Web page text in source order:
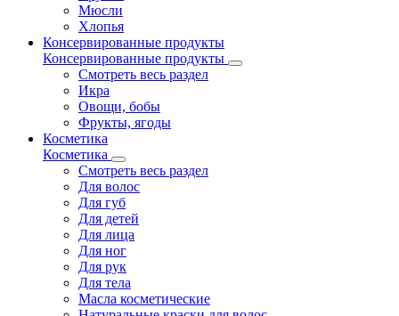
Мюсли
Хлопья
Консервированные продукты
Консервированные продукты
Смотреть весь раздел
Икра
Овощи, бобы
Фрукты, ягоды
Косметика
Косметика
Смотреть весь раздел
Для волос
Для губ
Для детей
Для лица
Для ног
Для рук
Для тела
Масла косметические